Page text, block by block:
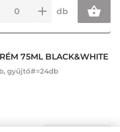
db
75ML BLACK&WHITE
gyűjtő#=24db